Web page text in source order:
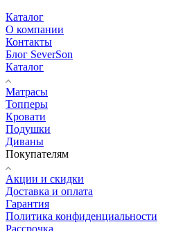
Каталог
О компании
Контакты
Блог SeverSon
Каталог
Матрасы
Топперы
Кровати
Подушки
Диваны
Покупателям
Акции и скидки
Доставка и оплата
Гарантия
Политика конфиденциальности
Рассрочка